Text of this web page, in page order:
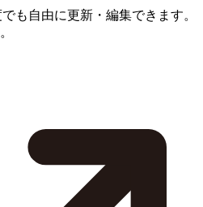
も自由に更新・編集できます。